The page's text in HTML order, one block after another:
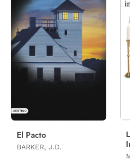
El Pacto
BARKER, J.D.